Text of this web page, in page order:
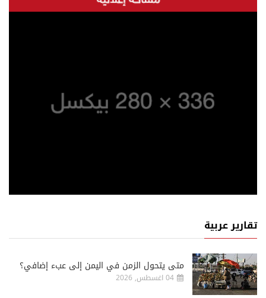
تقارير عربية
متى يتحول الزمن في اليمن إلى عبء إضافي؟
04 اغسطس, 2026